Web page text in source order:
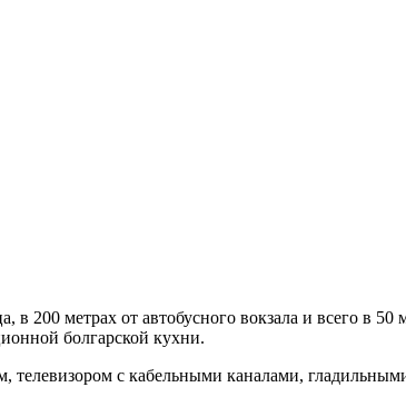
в 200 метрах от автобусного вокзала и всего в
болгарской кухни.
телевизором с кабельными каналами,